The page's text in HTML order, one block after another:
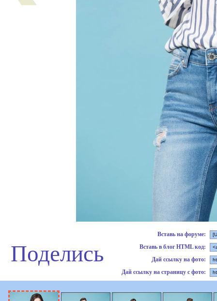
Поделись
Вставь на форуме:
Вставь в блог HTML код:
Дай ссылку на фото:
Дай ссылку на страницу с фото: